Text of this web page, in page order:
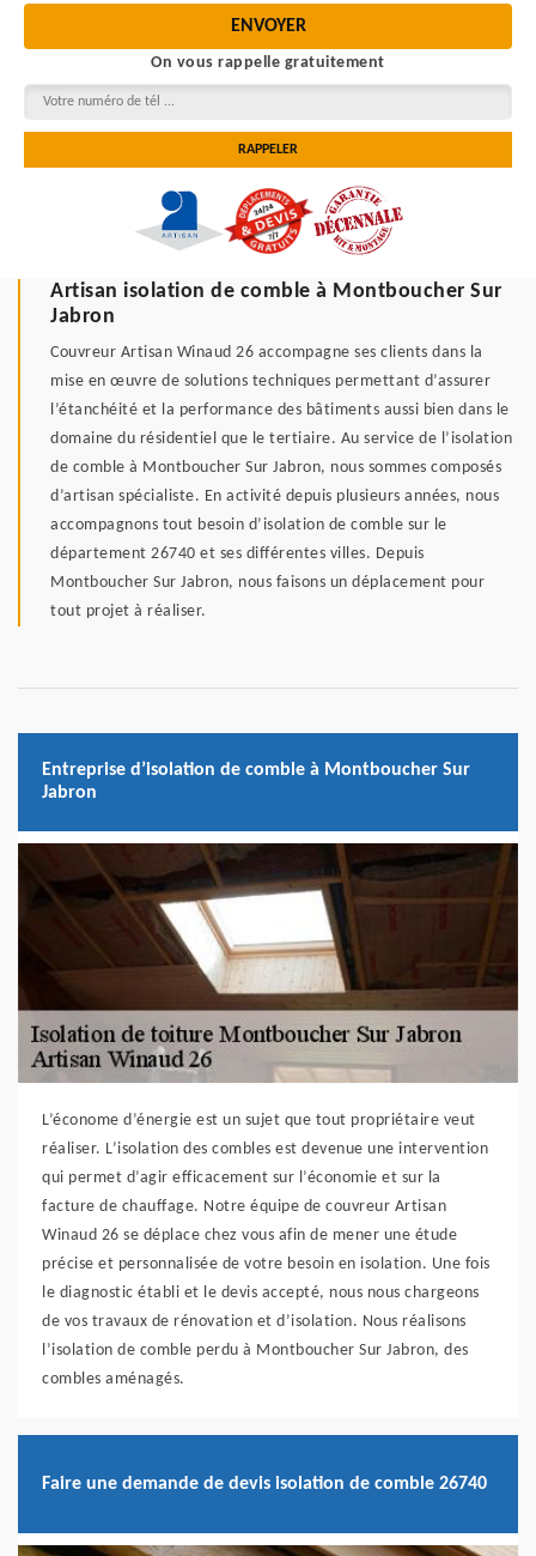
On vous rappelle gratuitement
Artisan isolation de comble à Montboucher Sur
Jabron
Couvreur Artisan Winaud 26 accompagne ses clients dans la
mise en œuvre de solutions techniques permettant d’assurer
l’étanchéité et la performance des bâtiments aussi bien dans le
domaine du résidentiel que le tertiaire. Au service de l’isolation
de comble à Montboucher Sur Jabron, nous sommes composés
d’artisan spécialiste. En activité depuis plusieurs années, nous
accompagnons tout besoin d’isolation de comble sur le
département 26740 et ses différentes villes. Depuis
Montboucher Sur Jabron, nous faisons un déplacement pour
tout projet à réaliser.
Entreprise d’isolation de comble à Montboucher Sur
Jabron
L’économe d’énergie est un sujet que tout propriétaire veut
réaliser. L’isolation des combles est devenue une intervention
qui permet d’agir efficacement sur l’économie et sur la
facture de chauffage. Notre équipe de couvreur Artisan
Winaud 26 se déplace chez vous afin de mener une étude
précise et personnalisée de votre besoin en isolation. Une fois
le diagnostic établi et le devis accepté, nous nous chargeons
de vos travaux de rénovation et d’isolation. Nous réalisons
l’isolation de comble perdu à Montboucher Sur Jabron, des
combles aménagés.
Faire une demande de devis isolation de comble 26740